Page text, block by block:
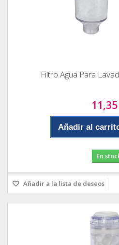
Filtro Agua Para
Añadir al
En
Añadir a la lista de deseos